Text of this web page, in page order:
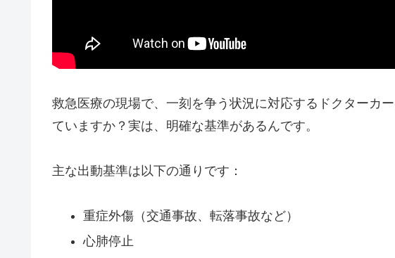
救急医療の現場で、一刻を争う状況に対応するドクターカ
ていますか？実は、明確な基準があるんです。
主な出動基準は以下の通りです：
重症外傷（交通事故、転落事故など）
心肺停止